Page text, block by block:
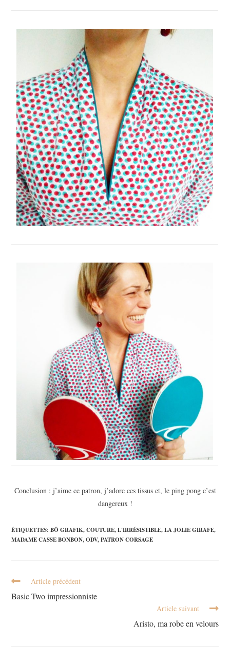
Conclusion : j’aime ce patron, j’adore ces tissus et, le ping pong c’est
dangereux !
ÉTIQUETTES:BÔ GRAFIK, COUTURE, L'IRRÉSISTIBLE, LA JOLIE GIRAFE,
MADAME CASSE BONBON, ODV, PATRON CORSAGE
Article précédent
Basic Two impressionniste
Article suivant
Aristo, ma robe en velours